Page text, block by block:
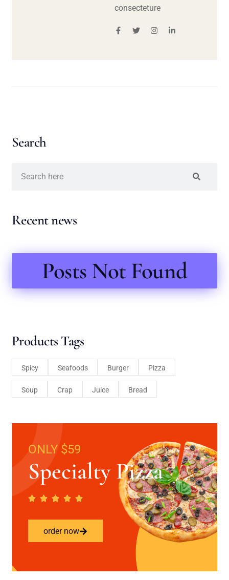
consecteture
Search
Recent news
Posts Not Found
Products Tags
Spicy Seafoods Burger Pizza
Soup Crap Juice Bread
ONLY $59
Specialty Pizza
order now